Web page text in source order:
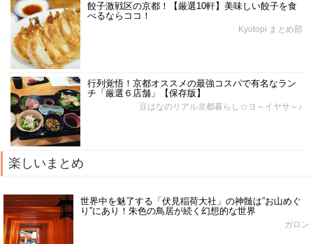
餃子激戦区の京都！【厳選10軒】美味しい餃子を食
べるならココ！
Kyotopi まとめ部
行列覚悟！京都オススメの最強コスパで有名なラン
チ「厳選６店舗」【保存版】
豆はなのリアル京都暮らし☆ヨ～イヤサ～♪
楽しいまとめ
世界中を魅了する「伏見稲荷大社」の神髄は”お山めぐ
り”にあり！朱色の鳥居が続く幻想的な世界
ガロン